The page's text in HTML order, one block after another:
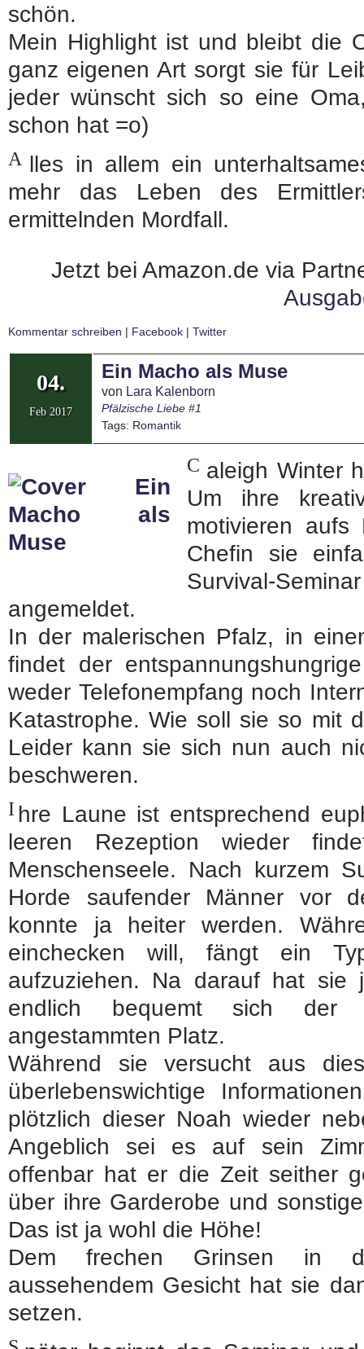
schön.
Mein Highlight ist und bleibt die
ganz eigenen Art sorgt sie für
jeder wünscht sich so eine
schon hat =o)
A lles in allem ein
mehr das Leben des
ermittelnden Mordfall.
Jetzt bei Amazon.de via
Kommentar schreiben | Facebook | Twitter
04.
Feb 2017
Ein Macho als Muse
von Lara Kalenborn
Pfälzische Liebe #1
Tags: Romantik
C aleigh Winter
Um ihre
motivieren
Chefin sie
Survival-
angemeldet.
In der malerischen Pfalz, in
findet der
weder Telefonempfang noch
Katastrophe. Wie soll sie so mit
Leider kann sie sich nun auch
beschweren.
I hre Laune ist entsprechend
leeren Rezeption wieder
Menschenseele. Nach kurzem
Horde saufender Männer vor
konnte ja heiter werden.
einchecken will, fängt ein
aufzuziehen. Na darauf hat
endlich bequemt sich der
angestammten Platz.
Während sie versucht aus
überlebenswichtige
plötzlich dieser Noah wieder
Angeblich sei es auf sein
offenbar hat er die Zeit seither
über ihre Garderobe und
Das ist ja wohl die Höhe!
Dem frechen Grinsen in
aussehendem Gesicht hat sie
setzen.